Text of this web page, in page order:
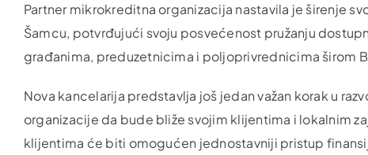
Partner mikrokreditna organizacija nastavila je širenje
Šamcu, potvrđujući svoju posvećenost pružanju
građanima, preduzetnicima i poljoprivrednicima širom
Nova kancelarija predstavlja još jedan važan korak u
organizacije da bude bliže svojim klijentima i lokalnim
klijentima će biti omogućen jednostavniji pristup